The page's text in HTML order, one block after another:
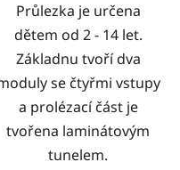
Průlezka je určena
dětem od 2 - 14 let.
Základnu tvoří dva
se čtyřmi vstupy
a prolézací část je
tvořena laminátovým
tunelem.